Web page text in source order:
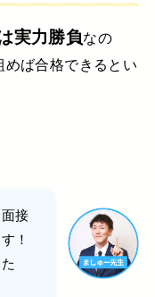
実力勝負なの
めば合格できるとい
接
！